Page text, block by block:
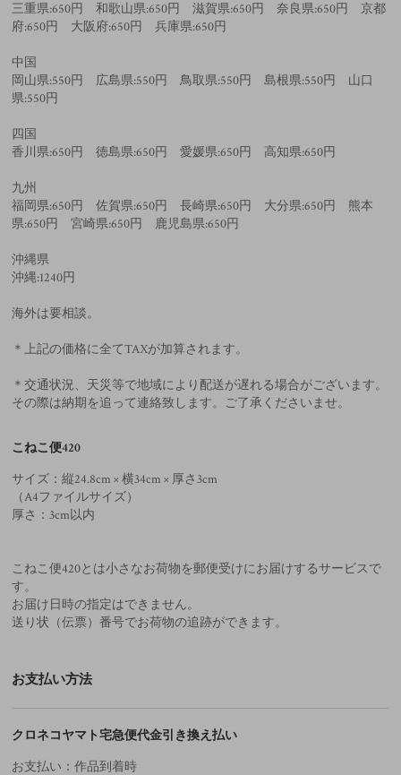
三重県:650円 和歌山県:650円 滋賀県:650円 奈良県:650円 京都
府:650円 大阪府:650円 兵庫県:650円
中国
岡山県:550円 広島県:550円 鳥取県:550円 島根県:550円 山口
県:550円
四国
香川県:650円 徳島県:650円 愛媛県:650円 高知県:650円
九州
福岡県:650円 佐賀県:650円 長崎県:650円 大分県:650円 熊本
県:650円 宮崎県:650円 鹿児島県:650円
沖縄県
沖縄:1240円
海外は要相談。
＊上記の価格に全てTAXが加算されます。
＊交通状況、天災等で地域により配送が遅れる場合がございます。
その際は納期を追って連絡致します。ご了承くださいませ。
こねこ便420
サイズ：縦24.8cm × 横34cm × 厚さ3cm
（A4ファイルサイズ）
厚さ：3cm以内
こねこ便420とは小さなお荷物を郵便受けにお届けするサービスで
す。
お届け日時の指定はできません。
送り状（伝票）番号でお荷物の追跡ができます。
お支払い方法
クロネコヤマト宅急便代金引き換え払い
お支払い：作品到着時